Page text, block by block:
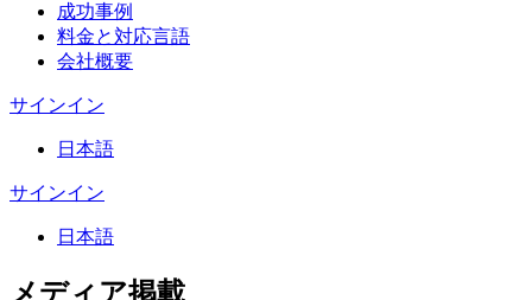
成功事例
料金と対応言語
会社概要
サインイン
日本語
サインイン
日本語
メディア掲載